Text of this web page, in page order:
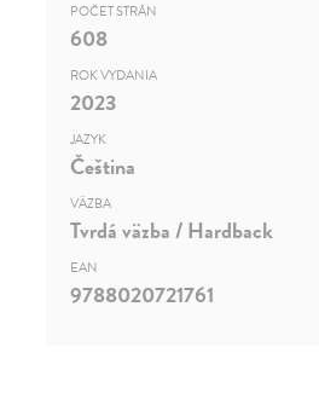
POČET STRÁN
608
ROK VYDANIA
2023
JAZYK
Čeština
VÄZBA
Tvrdá väzba / Hardback
EAN
9788020721761